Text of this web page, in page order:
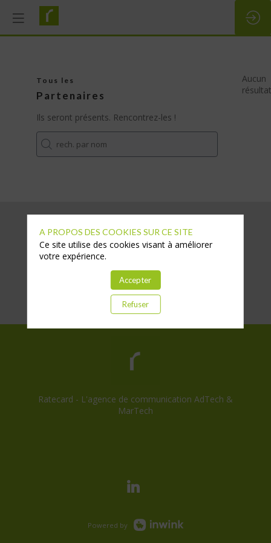
Tous les
Partenaires
Ils seront présents. Rencontrez-les !
Aucun
résultat
Ratecard - L'agence de communication AdTech &
MarTech
Powered by
A PROPOS DES COOKIES SUR CE SITE
Ce site utilise des cookies visant à améliorer
votre expérience.
Accepter
Refuser